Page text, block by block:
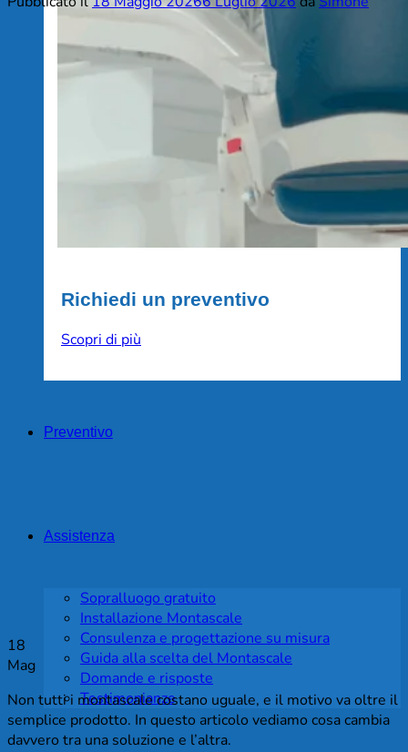
Richiedi un preventivo
Scopri di più
Preventivo
Assistenza
Sopralluogo gratuito
Installazione Montascale
Consulenza e progettazione su misura
Guida alla scelta del Montascale
Domande e risposte
Testimonianze
18
Mag
Non tutti i montascale costano uguale, e il motivo va oltre il
semplice prodotto. In questo articolo vediamo cosa cambia
davvero tra una soluzione e l’altra.